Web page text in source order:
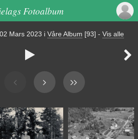
Fotoalbum
Mars 2023 i Våre Album [93] - Vis alle
 